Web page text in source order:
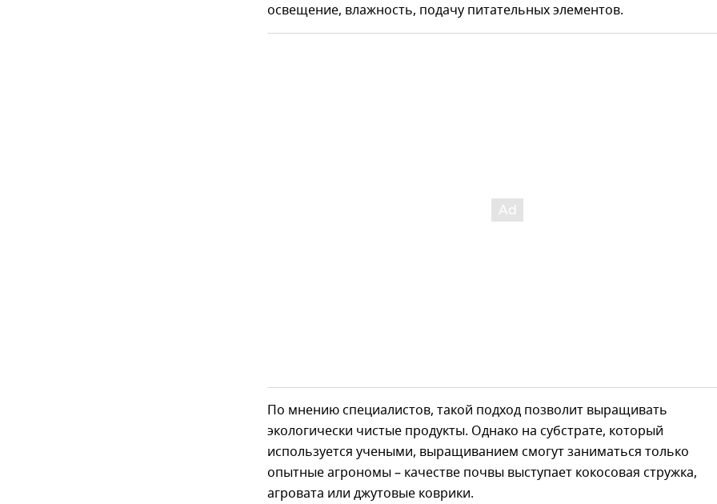
освещение, влажность, подачу питательных элементов.
По мнению специалистов, такой подход позволит выращивать
экологически чистые продукты. Однако на субстрате, который
используется учеными, выращиванием смогут заниматься только
опытные агрономы – качестве почвы выступает кокосовая стружка,
агровата или джутовые коврики.